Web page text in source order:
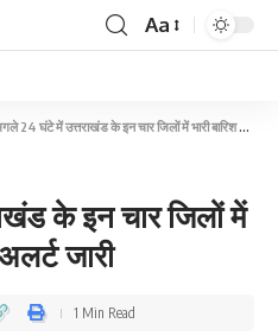
Aa
24 घंटे में उत्तराखंड के इन चार जिलों में भारी बारिश का ऑरेंज अलर्ट जारी
के इन चार जिलों में
जारी
1 Min Read